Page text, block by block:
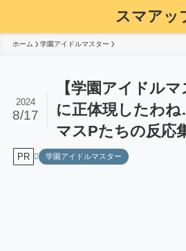
スマアッ
ホーム 学園アイドルマスター
【学園アイドル
に正体現したわ
マスPたちの反応
2024
8/17
PR 学園アイドルマスター